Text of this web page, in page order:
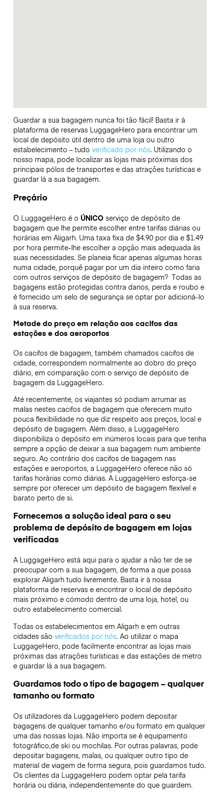
Guardar a sua bagagem nunca foi tão fácil! Basta ir à
plataforma de reservas LuggageHero para encontrar um
local de depósito útil dentro de uma loja ou outro
estabelecimento – tudo verificado por nós. Utilizando o
nosso mapa, pode localizar as lojas mais próximas dos
principais pólos de transportes e das atrações turísticas e
guardar lá a sua bagagem.
Preçário
O LuggageHero é o ÚNICO serviço de depósito de
bagagem que lhe permite escolher entre tarifas diárias ou
horárias em Aligarh. Uma taxa fixa de $4.90 por dia e $1.49
por hora permite-lhe escolher a opção mais adequada às
suas necessidades. Se planeia ficar apenas algumas horas
numa cidade, porquê pagar por um dia inteiro como faria
com outros serviços de depósito de bagagem? Todas as
bagagens estão protegidas contra danos, perda e roubo e
é fornecido um selo de segurança se optar por adicioná-lo
à sua reserva.
Metade do preço em relação aos cacifos das
estações e dos aeroportos
Os cacifos de bagagem, também chamados cacifos de
cidade, correspondem normalmente ao dobro do preço
diário, em comparação com o serviço de depósito de
bagagem da LuggageHero.
Até recentemente, os viajantes só podiam arrumar as
malas nestes cacifos de bagagem que oferecem muito
pouca flexibilidade no que diz respeito aos preços, local e
depósito de bagagem. Além disso, a LuggageHero
disponibiliza o depósito em inúmeros locais para que tenha
sempre a opção de deixar a sua bagagem num ambiente
seguro. Ao contrário dos cacifos de bagagem nas
estações e aeroportos, a LuggageHero oferece não só
tarifas horárias como diárias. A LuggageHero esforça-se
sempre por oferecer um depósito de bagagem flexível e
barato perto de si.
Fornecemos a solução ideal para o seu
problema de depósito de bagagem em lojas
verificadas
A LuggageHero está aqui para o ajudar a não ter de se
preocupar com a sua bagagem, de forma a que possa
explorar Aligarh tudo livremente. Basta ir à nossa
plataforma de reservas e encontrar o local de depósito
mais próximo e cómodo dentro de uma loja, hotel, ou
outro estabelecimento comercial.
Todas os estabelecimentos em Aligarh e em outras
cidades são verificados por nós. Ao utilizar o mapa
LuggageHero, pode facilmente encontrar as lojas mais
próximas das atrações turísticas e das estações de metro
e guardar lá a sua bagagem.
Guardamos todo o tipo de bagagem – qualquer
tamanho ou formato
Os utilizadores da LuggageHero podem depositar
bagagens de qualquer tamanho e/ou formato em qualquer
uma das nossas lojas. Não importa se é equipamento
fotográfico,de ski ou mochilas. Por outras palavras, pode
depositar bagagens, malas, ou qualquer outro tipo de
material de viagem de forma segura, pois guardamos tudo.
Os clientes da LuggageHero podem optar pela tarifa
horária ou diária, independentemente do que guardem.